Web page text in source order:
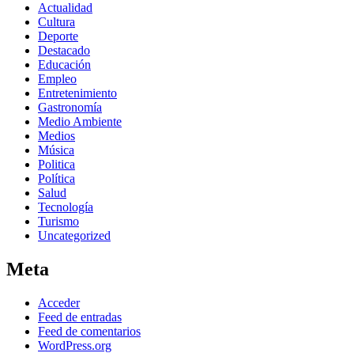
Actualidad
Cultura
Deporte
Destacado
Educación
Empleo
Entretenimiento
Gastronomía
Medio Ambiente
Medios
Música
Politica
Política
Salud
Tecnología
Turismo
Uncategorized
Meta
Acceder
Feed de entradas
Feed de comentarios
WordPress.org